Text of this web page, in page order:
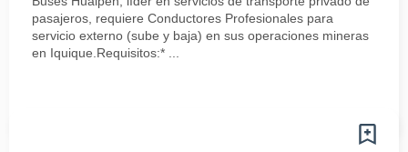
pasajeros, requiere Conductores Profesionales para
servicio externo (sube y baja) en sus operaciones mineras
en Iquique.Requisitos:* ...